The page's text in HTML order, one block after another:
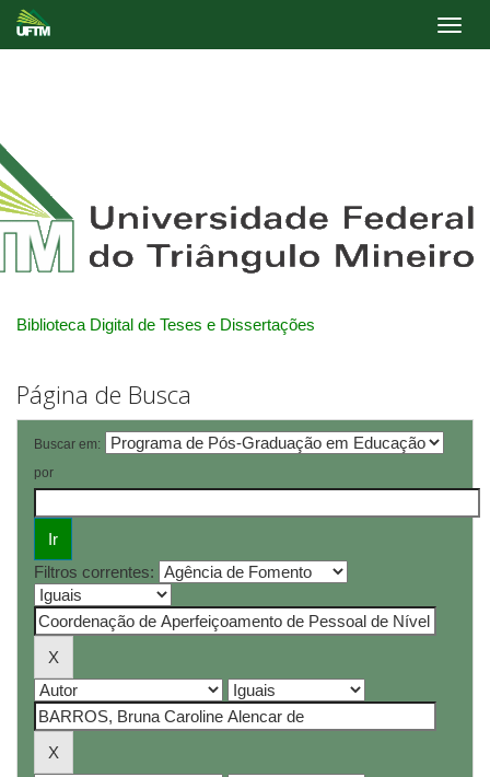
Biblioteca Digital de Teses e Dissertações
Página de Busca
Buscar em:
por
Filtros correntes: